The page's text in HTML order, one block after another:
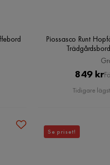
Piossasco Runt
849 kr
Tidigare
Se priset!